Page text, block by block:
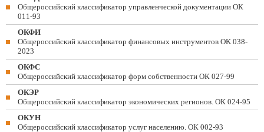
Общероссийский классификатор управленческой документации ОК
011-93
ОКФИ
Общероссийский классификатор финансовых инструментов OK 038-
2023
ОКФС
Общероссийский классификатор форм собственности ОК 027-99
ОКЭР
Общероссийский классификатор экономических регионов. ОК 024-95
ОКУН
Общероссийский классификатор услуг населению. ОК 002-93